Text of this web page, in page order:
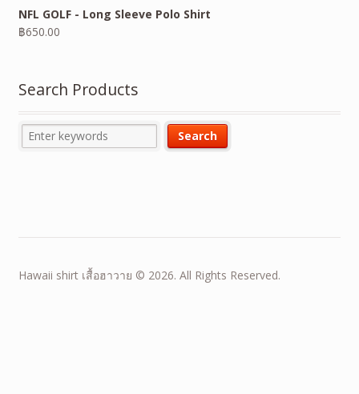
NFL GOLF - Long Sleeve Polo Shirt
฿650.00
Search Products
Hawaii shirt เสื้อฮาวาย © 2026. All Rights Reserved.